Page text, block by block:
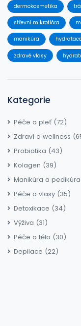
dermokosmetika
střevní mikroflóra
manikúra
zdravé vlasy
Kategorie
Péče o pleť (72)
Zdraví a wellness
Probiotika (43)
Kolagen (39)
Manikúra a pedikúra
Péče o vlasy (35)
Detoxikace (34)
Výživa (31)
Péče o tělo (30)
Depilace (22)